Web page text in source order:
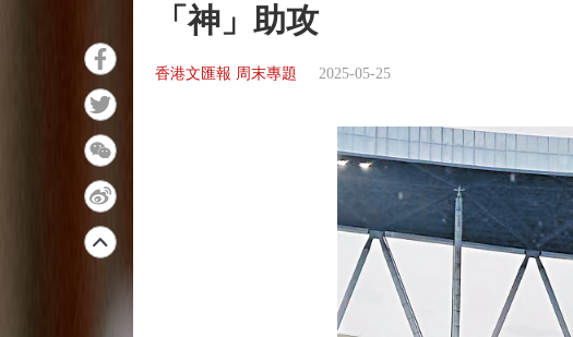
「神」助攻
香港文匯報 周末專題 2025-05-25